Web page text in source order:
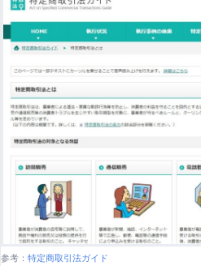
参考： 特定商取引法ガイド